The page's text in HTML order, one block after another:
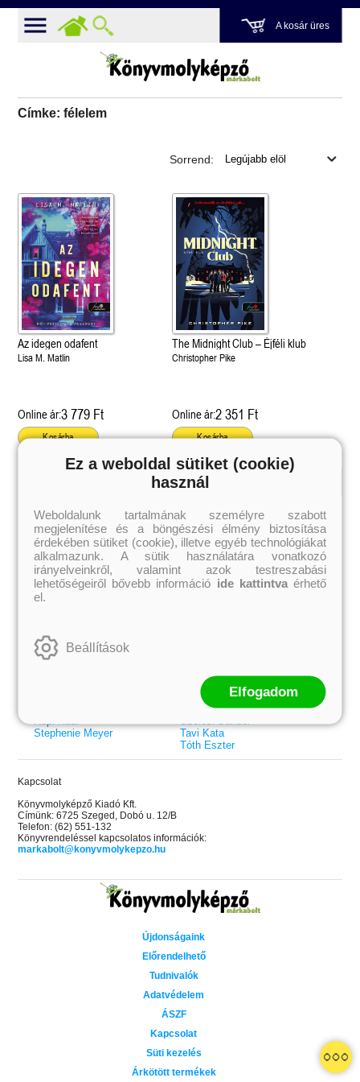
A kosár üres
Címke: félelem
Grace and Glory - Kegyelem és
dicsőség (Az Előhírnök-trilógia
Különleges éldekorált kiadás!
Bad Girl Reputation
lány (Avalon Bay 2.)
Elle Kennedy
Sorrend:
Az idegen odafent
Lisa M. Matlin
Online ár:3 779 Ft
Kosárba
The Midnight Club – Éjféli klub
Christopher Pike
Online ár:2 351 Ft
Kosárba
Külföldiek
Brigid Kemmerer
Cassandra Clare
Colleen Hoover
Elle Kennedy
Erin Watt
Holly Webb
Jenny Han
Leigh Bardugo
Maggie Stiefvater
Rupi Kaur
Stephenie Meyer
Magyarok
Ashley Carrigan
Benina
Bessenyei Gábor
Bodor Attila
Böszörményi Gyula
Rácz-Stefán Tibor
Róbert Katalin
Spirit Bliss
Szélesi Sándor
Tavi Kata
Tóth Eszter
Kapcsolat
Könyvmolyképző Kiadó Kft.
Címünk: 6725 Szeged, Dobó u. 12/B
Telefon: (62) 551-132
Könyvrendeléssel kapcsolatos információk:
markabolt@konyvmolykepzo.hu
Újdonságaink
Előrendelhető
Tudnivalók
Adatvédelem
ÁSZF
Kapcsolat
Süti kezelés
Árkötött termékek
Ez a weboldal sütiket (cookie)
használ
Weboldalunk tartalmának személyre szabott
megjelenítése és a böngészési élmény biztosítása
érdekében sütiket (cookie), illetve egyéb technológiákat
alkalmazunk. A sütik használatára vonatkozó
irányelveinkről, valamint azok testreszabási
lehetőségeiről bővebb információ ide kattintvaérhető
el.
Beállítások
Elfogadom